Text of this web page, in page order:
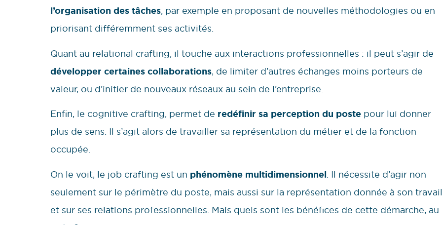
l’organisation des tâches, par exemple en proposant de nouvelles méthodologies ou en
priorisant différemment ses activités.
Quant au relational crafting, il touche aux interactions professionnelles : il peut s’agir de
développer certaines collaborations, de limiter d’autres échanges moins porteurs de
valeur, ou d’initier de nouveaux réseaux au sein de l’entreprise.
Enfin, le cognitive crafting, permet de redéfinir sa perception du poste pour lui donner
plus de sens. Il s’agit alors de travailler sa représentation du métier et de la fonction
occupée.
On le voit, le job crafting est un phénomène multidimensionnel . Il nécessite d’agir non
seulement sur le périmètre du poste, mais aussi sur la représentation donnée à son travail
et sur ses relations professionnelles. Mais quels sont les bénéfices de cette démarche, au